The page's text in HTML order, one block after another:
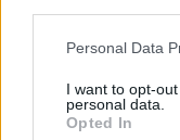
Personal Data
I want to opt-
personal data.
Opted In
liberticida
abbienti. Tutto